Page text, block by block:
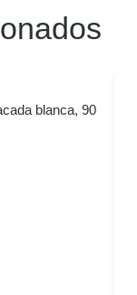
blanca, 90